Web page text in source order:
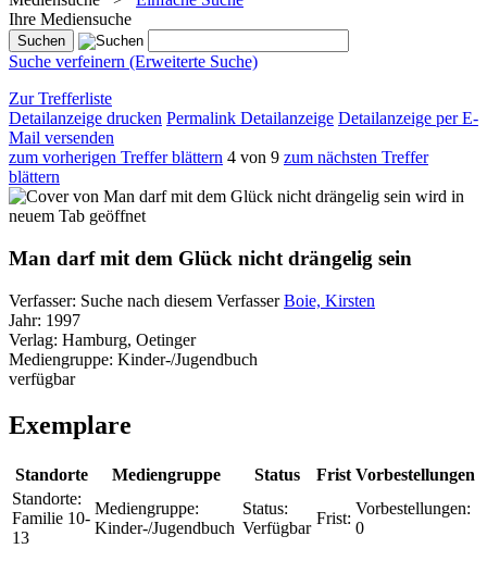
Ihre Mediensuche
Suche verfeinern (Erweiterte Suche)
Zur Trefferliste
Detailanzeige drucken Permalink Detailanzeige Detailanzeige per E-
Mail versenden
zum vorherigen Treffer blättern 4 von 9 zum nächsten Treffer
blättern
wird in
neuem Tab geöffnet
Man darf mit dem Glück nicht drängelig sein
Verfasser: Suche nach diesem Verfasser Boie, Kirsten
Jahr: 1997
Verlag: Hamburg, Oetinger
Mediengruppe: Kinder-/Jugendbuch
verfügbar
Exemplare
Standorte Mediengruppe Status Frist Vorbestellungen
Standorte:
Familie 10-
13
Mediengruppe:
Kinder-/Jugendbuch
Status:
Verfügbar
Frist:
Vorbestellungen:
0